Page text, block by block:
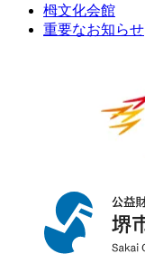
栂文化会館
重要なお知らせ